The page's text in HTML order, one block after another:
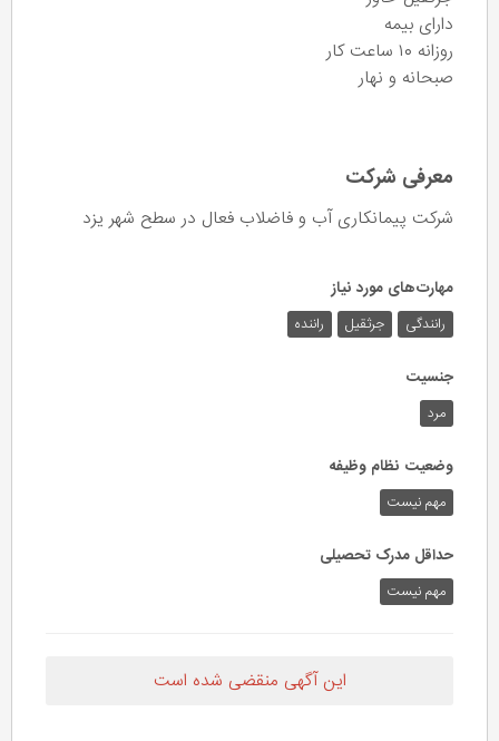
دارای بیمه
روزانه ۱۰ ساعت کار
صبحانه و نهار
معرفی شرکت
شرکت پیمانکاری آب و فاضلاب فعال در سطح شهر یزد
مهارت‌های مورد نیاز
رانندگی جرثقیل راننده
جنسیت
مرد
وضعیت نظام وظیفه
مهم‌ نیست
حداقل مدرک تحصیلی
مهم نیست
این آگهی منقضی شده است